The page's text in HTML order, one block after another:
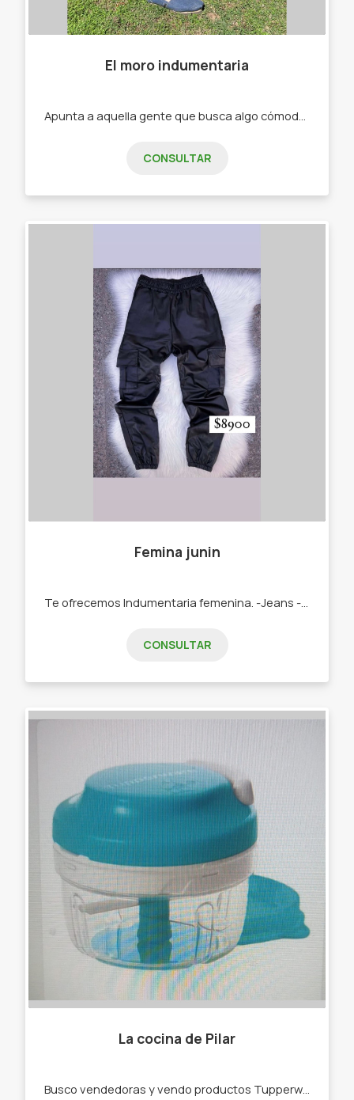
El moro indumentaria
CONSULTAR
Femina junin
CONSULTAR
La cocina de Pilar